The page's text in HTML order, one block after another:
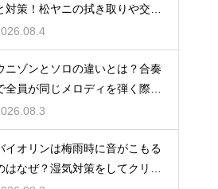
対策！松ヤニの拭き取りや交換
期を見直す
ニゾンとソロの違いとは？合奏
全員が同じメロディを弾く際の
体感と魅力
イオリンは梅雨時に音がこもる
はなぜ？湿気対策をしてクリア